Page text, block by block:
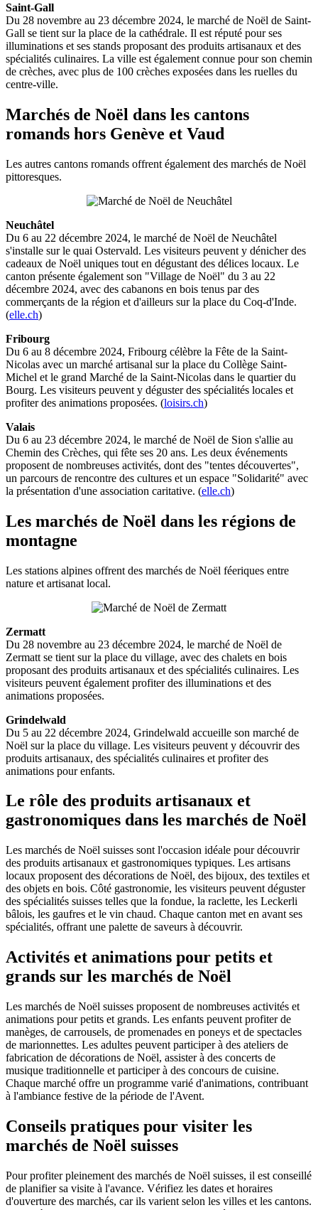
Saint-Gall
Du 28 novembre au 23 décembre 2024, le marché de Noël de Saint-
Gall se tient sur la place de la cathédrale. Il est réputé pour ses
illuminations et ses stands proposant des produits artisanaux et des
spécialités culinaires. La ville est également connue pour son chemin
de crèches, avec plus de 100 crèches exposées dans les ruelles du
centre-ville.
Marchés de Noël dans les cantons
romands hors Genève et Vaud
Les autres cantons romands offrent également des marchés de Noël
pittoresques.
Neuchâtel
Du 6 au 22 décembre 2024, le marché de Noël de Neuchâtel
s'installe sur le quai Ostervald. Les visiteurs peuvent y dénicher des
cadeaux de Noël uniques tout en dégustant des délices locaux. Le
canton présente également son "Village de Noël" du 3 au 22
décembre 2024, avec des cabanons en bois tenus par des
commerçants de la région et d'ailleurs sur la place du Coq-d'Inde.
(elle.ch)
Fribourg
Du 6 au 8 décembre 2024, Fribourg célèbre la Fête de la Saint-
Nicolas avec un marché artisanal sur la place du Collège Saint-
Michel et le grand Marché de la Saint-Nicolas dans le quartier du
Bourg. Les visiteurs peuvent y déguster des spécialités locales et
profiter des animations proposées. (loisirs.ch)
Valais
Du 6 au 23 décembre 2024, le marché de Noël de Sion s'allie au
Chemin des Crèches, qui fête ses 20 ans. Les deux événements
proposent de nombreuses activités, dont des "tentes découvertes",
un parcours de rencontre des cultures et un espace "Solidarité" avec
la présentation d'une association caritative. (elle.ch)
Les marchés de Noël dans les régions de
montagne
Les stations alpines offrent des marchés de Noël féeriques entre
nature et artisanat local.
Zermatt
Du 28 novembre au 23 décembre 2024, le marché de Noël de
Zermatt se tient sur la place du village, avec des chalets en bois
proposant des produits artisanaux et des spécialités culinaires. Les
visiteurs peuvent également profiter des illuminations et des
animations proposées.
Grindelwald
Du 5 au 22 décembre 2024, Grindelwald accueille son marché de
Noël sur la place du village. Les visiteurs peuvent y découvrir des
produits artisanaux, des spécialités culinaires et profiter des
animations pour enfants.
Le rôle des produits artisanaux et
gastronomiques dans les marchés de Noël
Les marchés de Noël suisses sont l'occasion idéale pour découvrir
des produits artisanaux et gastronomiques typiques. Les artisans
locaux proposent des décorations de Noël, des bijoux, des textiles et
des objets en bois. Côté gastronomie, les visiteurs peuvent déguster
des spécialités suisses telles que la fondue, la raclette, les Leckerli
bâlois, les gaufres et le vin chaud. Chaque canton met en avant ses
spécialités, offrant une palette de saveurs à découvrir.
Activités et animations pour petits et
grands sur les marchés de Noël
Les marchés de Noël suisses proposent de nombreuses activités et
animations pour petits et grands. Les enfants peuvent profiter de
manèges, de carrousels, de promenades en poneys et de spectacles
de marionnettes. Les adultes peuvent participer à des ateliers de
fabrication de décorations de Noël, assister à des concerts de
musique traditionnelle et participer à des concours de cuisine.
Chaque marché offre un programme varié d'animations, contribuant
à l'ambiance festive de la période de l'Avent.
Conseils pratiques pour visiter les
marchés de Noël suisses
Pour profiter pleinement des marchés de Noël suisses, il est conseillé
de planifier sa visite à l'avance. Vérifiez les dates et horaires
d'ouverture des marchés, car ils varient selon les villes et les cantons.